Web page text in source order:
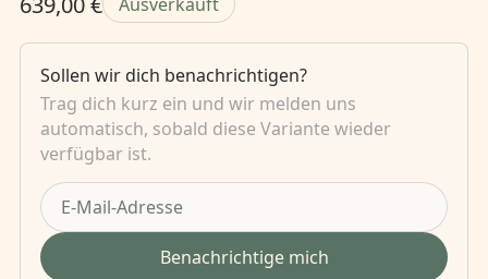
Sollen wir dich benachrichtigen?
Trag dich kurz ein und wir melden uns
automatisch, sobald diese Variante wieder
verfügbar ist.
Benachrichtige mich